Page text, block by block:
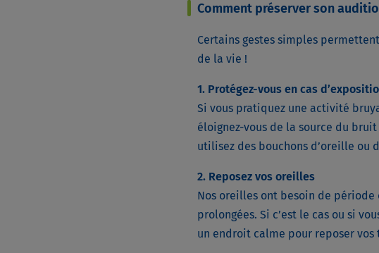
Comment préserver son
Certains gestes simples
de la vie !
1. Protégez-vous en cas
Si vous pratiquez une activité
éloignez-vous de la source du
utilisez des bouchons d’oreille ou
2. Reposez vos oreilles
Nos oreilles ont besoin de
prolongées. Si c’est le cas ou si
un endroit calme pour reposer vos